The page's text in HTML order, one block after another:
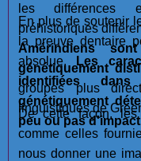
les différences
préhistoriques
Amérindiens
génétiquement
groupes plus
linguistiques de
En plus de soutenir
la preuve dentaire
absolue. Les
identifiées
génétiquement
peu ou pas
De cette façon,
comme celles
nous donner une